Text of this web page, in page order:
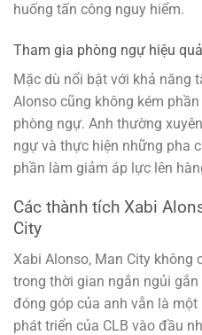
huống tấn công nguy hiểm.
Tham gia phòng ngự hiệu quả
Mặc dù nổi bật với khả năng
Alonso cũng không kém
phòng ngự. Anh thường
ngự và thực hiện những pha
phần làm giảm áp lực lên
Các thành tích Xabi
City
Xabi Alonso, Man City không
trong thời gian ngắn ngủi
đóng góp của anh vẫn là
phát triển của CLB vào đầu